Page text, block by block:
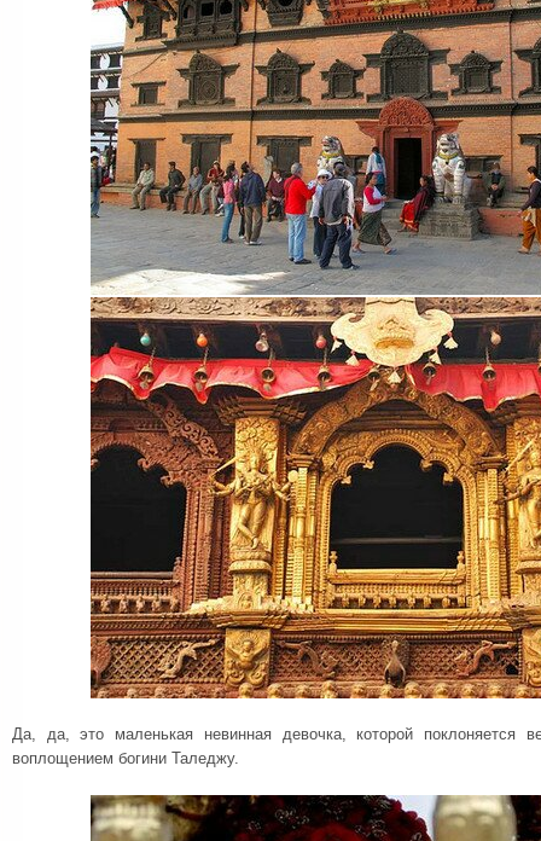
Да, да, это маленькая невинная девочка, которой поклоняется
воплощением богини Таледжу.